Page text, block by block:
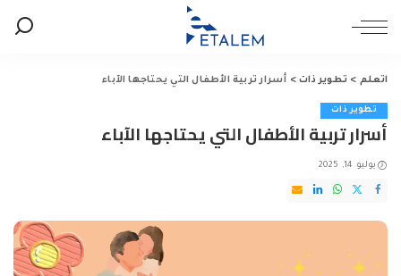
اتعلم > تطوير ذات> أسرار تربية الأطفال التي يحتاجها الآباء
تطوير ذات
أسرار تربية الأطفال التي يحتاجها الآباء
يوليو 14, 2025